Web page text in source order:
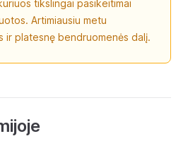
tikslingai pasikeitimai
Artimiausiu metu
ir platesnę bendruomenės dalį.